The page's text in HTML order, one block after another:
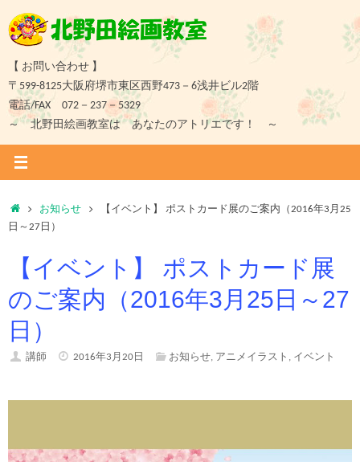
ン
ツ
へ
キ
プ
【 お問い合わせ 】
〒599-8125大阪府堺市東区西野473－6浅井ビル2階
電話/FAX 072－237－5329
～ 北野田絵画教室は あなたのアトリエです！ ～
ホ
ー
お知らせ
【イベント】 ポストカード展のご案内（2016年3月25
日～27日）
【イベント】 ポストカード展
のご案内（2016年3月25日～27
日）
講師 2016年3月20日 お知らせ, アニメイラスト , イベント